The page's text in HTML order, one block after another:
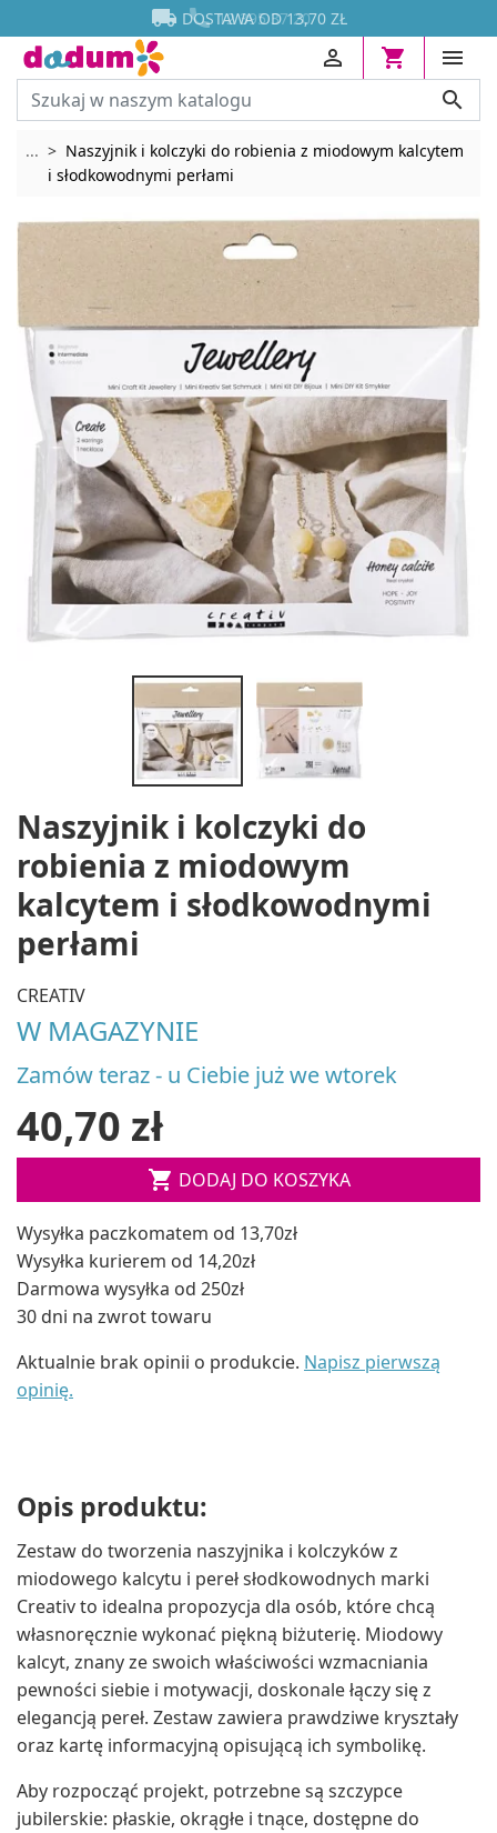

 DOSTAWA OD 13,70 ZŁ






... Rozwiń breadcrumbs
Naszyjnik i kolczyki do robienia z miodowym kalcytem
i słodkowodnymi perłami
Naszyjnik i kolczyki do
robienia z miodowym
kalcytem i słodkowodnymi
perłami
CREATIV
W MAGAZYNIE
Zamów teraz - u Ciebie już we wtorek
40,70 zł
 DODAJ DO KOSZYKA
Wysyłka paczkomatem od 13,70zł
Wysyłka kurierem od 14,20zł
Darmowa wysyłka od 250zł
30 dni na zwrot towaru
Aktualnie brak opinii o produkcie. Napisz pierwszą
opinię.
Opis produktu:
Zestaw do tworzenia naszyjnika i kolczyków z
miodowego kalcytu i pereł słodkowodnych marki
Creativ to idealna propozycja dla osób, które chcą
własnoręcznie wykonać piękną biżuterię. Miodowy
kalcyt, znany ze swoich właściwości wzmacniania
pewności siebie i motywacji, doskonale łączy się z
elegancją pereł. Zestaw zawiera prawdziwe kryształy
oraz kartę informacyjną opisującą ich symbolikę.
Aby rozpocząć projekt, potrzebne są szczypce
jubilerskie: płaskie, okrągłe i tnące, dostępne do